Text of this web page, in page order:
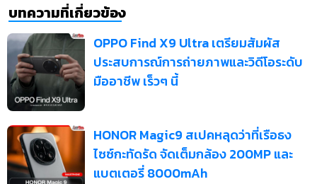
บทความที่เกี่ยวข้อง
OPPO Find X9 Ultra เตรียมสัมผัส
ประสบการณ์การถ่ายภาพและวิดีโอระดับ
มืออาชีพ เร็วๆ นี้
HONOR Magic9 สเปคหลุดว่าที่เรือธง
ไซซ์กะทัดรัด จัดเต็มกล้อง 200MP และ
แบตเตอรี่ 8000mAh